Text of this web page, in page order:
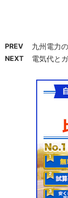
PREV 九州電力
NEXT 電気代と